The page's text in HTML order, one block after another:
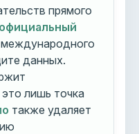
прямого
данных.
лишь точка
также удаляет